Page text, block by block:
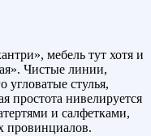
мебель тут хотя и
Чистые линии,
стулья,
простота нивелируется
и салфетками,
провинциалов.